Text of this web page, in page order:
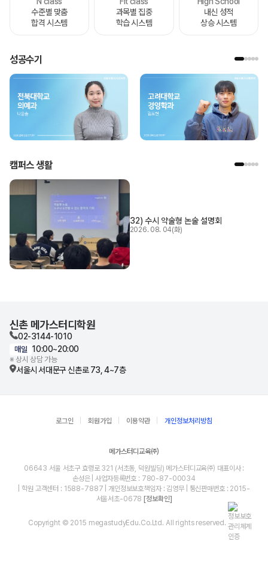
수준별 맞춤
합격 시스템
과목별 집중
학습 시스템
내신 성적
상승 시스템
성공수기
캠퍼스 생활
32) 수시 약술형 논술 설명회
2026. 08. 04(화)
신촌 메가스터디학원
02-3144-1010
매일 10:00~20:00
※ 상시 상담 가능
서울시 서대문구 신촌로 73, 4~7층
로그인 회원가입 이용약관 개인정보처리방침
메가스터디교육㈜
06643 서울 서초구 효령로 321 (서초동, 덕원빌딩) 메가스터디교육㈜ 대표이사 :
손성은 | 사업자등록번호 : 780-87-00034
| 학원 고객센터 : 1588-7887 | 개인정보보호책임자 : 김영무 | 통신판매번호 : 2015-
서울서초-0678 [정보확인]
Copyright © 2015 megastudyEdu.Co.Ltd. All rights reserved.